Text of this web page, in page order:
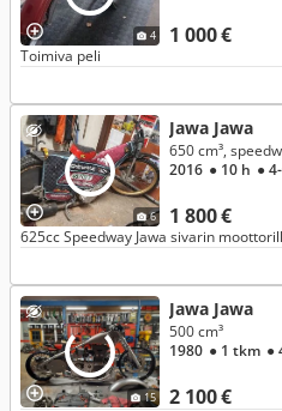
4 1 000 €
Toimiva peli
6
Jawa Jawa
1 800 €
650 cm³,
2016 ● 10 h ●
625cc Speedway Jawa sivarin
15
Jawa Jawa
2 100 €
500 cm³
1980 ● 1 tkm ●